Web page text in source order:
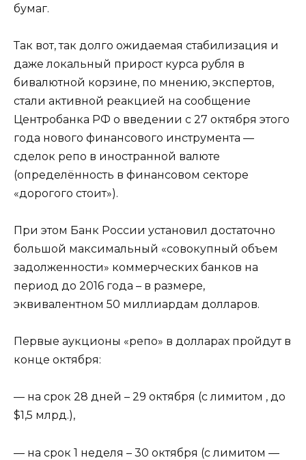
бумаг.
Так вот, так долго ожидаемая стабилизация и
даже локальный прирост курса рубля в
бивалютной корзине, по мнению, экспертов,
стали активной реакцией на сообщение
Центробанка РФ о введении с 27 октября этого
года нового финансового инструмента —
сделок репо в иностранной валюте
(определённость в финансовом секторе
«дорогого стоит»).
При этом Банк России установил достаточно
большой максимальный «совокупный объем
задолженности» коммерческих банков на
период до 2016 года – в размере,
эквивалентном 50 миллиардам долларов.
Первые аукционы «репо» в долларах пройдут в
конце октября:
— на срок 28 дней – 29 октября (с лимитом , до
$1,5 млрд.),
— на срок 1 неделя – 30 октября (с лимитом —